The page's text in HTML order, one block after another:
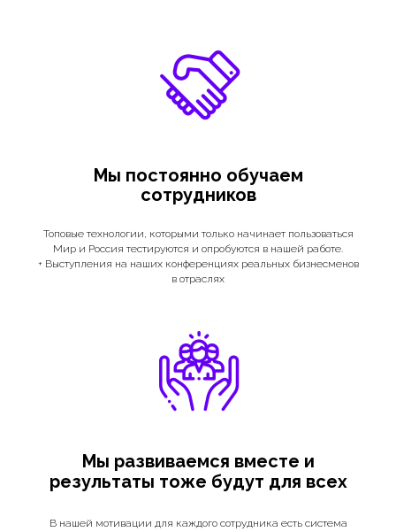
Мы постоянно обучаем
сотрудников
Топовые технологии, которыми только начинает пользоваться
Мир и Россия тестируются и опробуются в нашей работе.
+ Выступления на наших конференциях реальных бизнесменов
в отраслях
Мы развиваемся вместе и
результаты тоже будут для всех
В нашей мотивации для каждого сотрудника есть система